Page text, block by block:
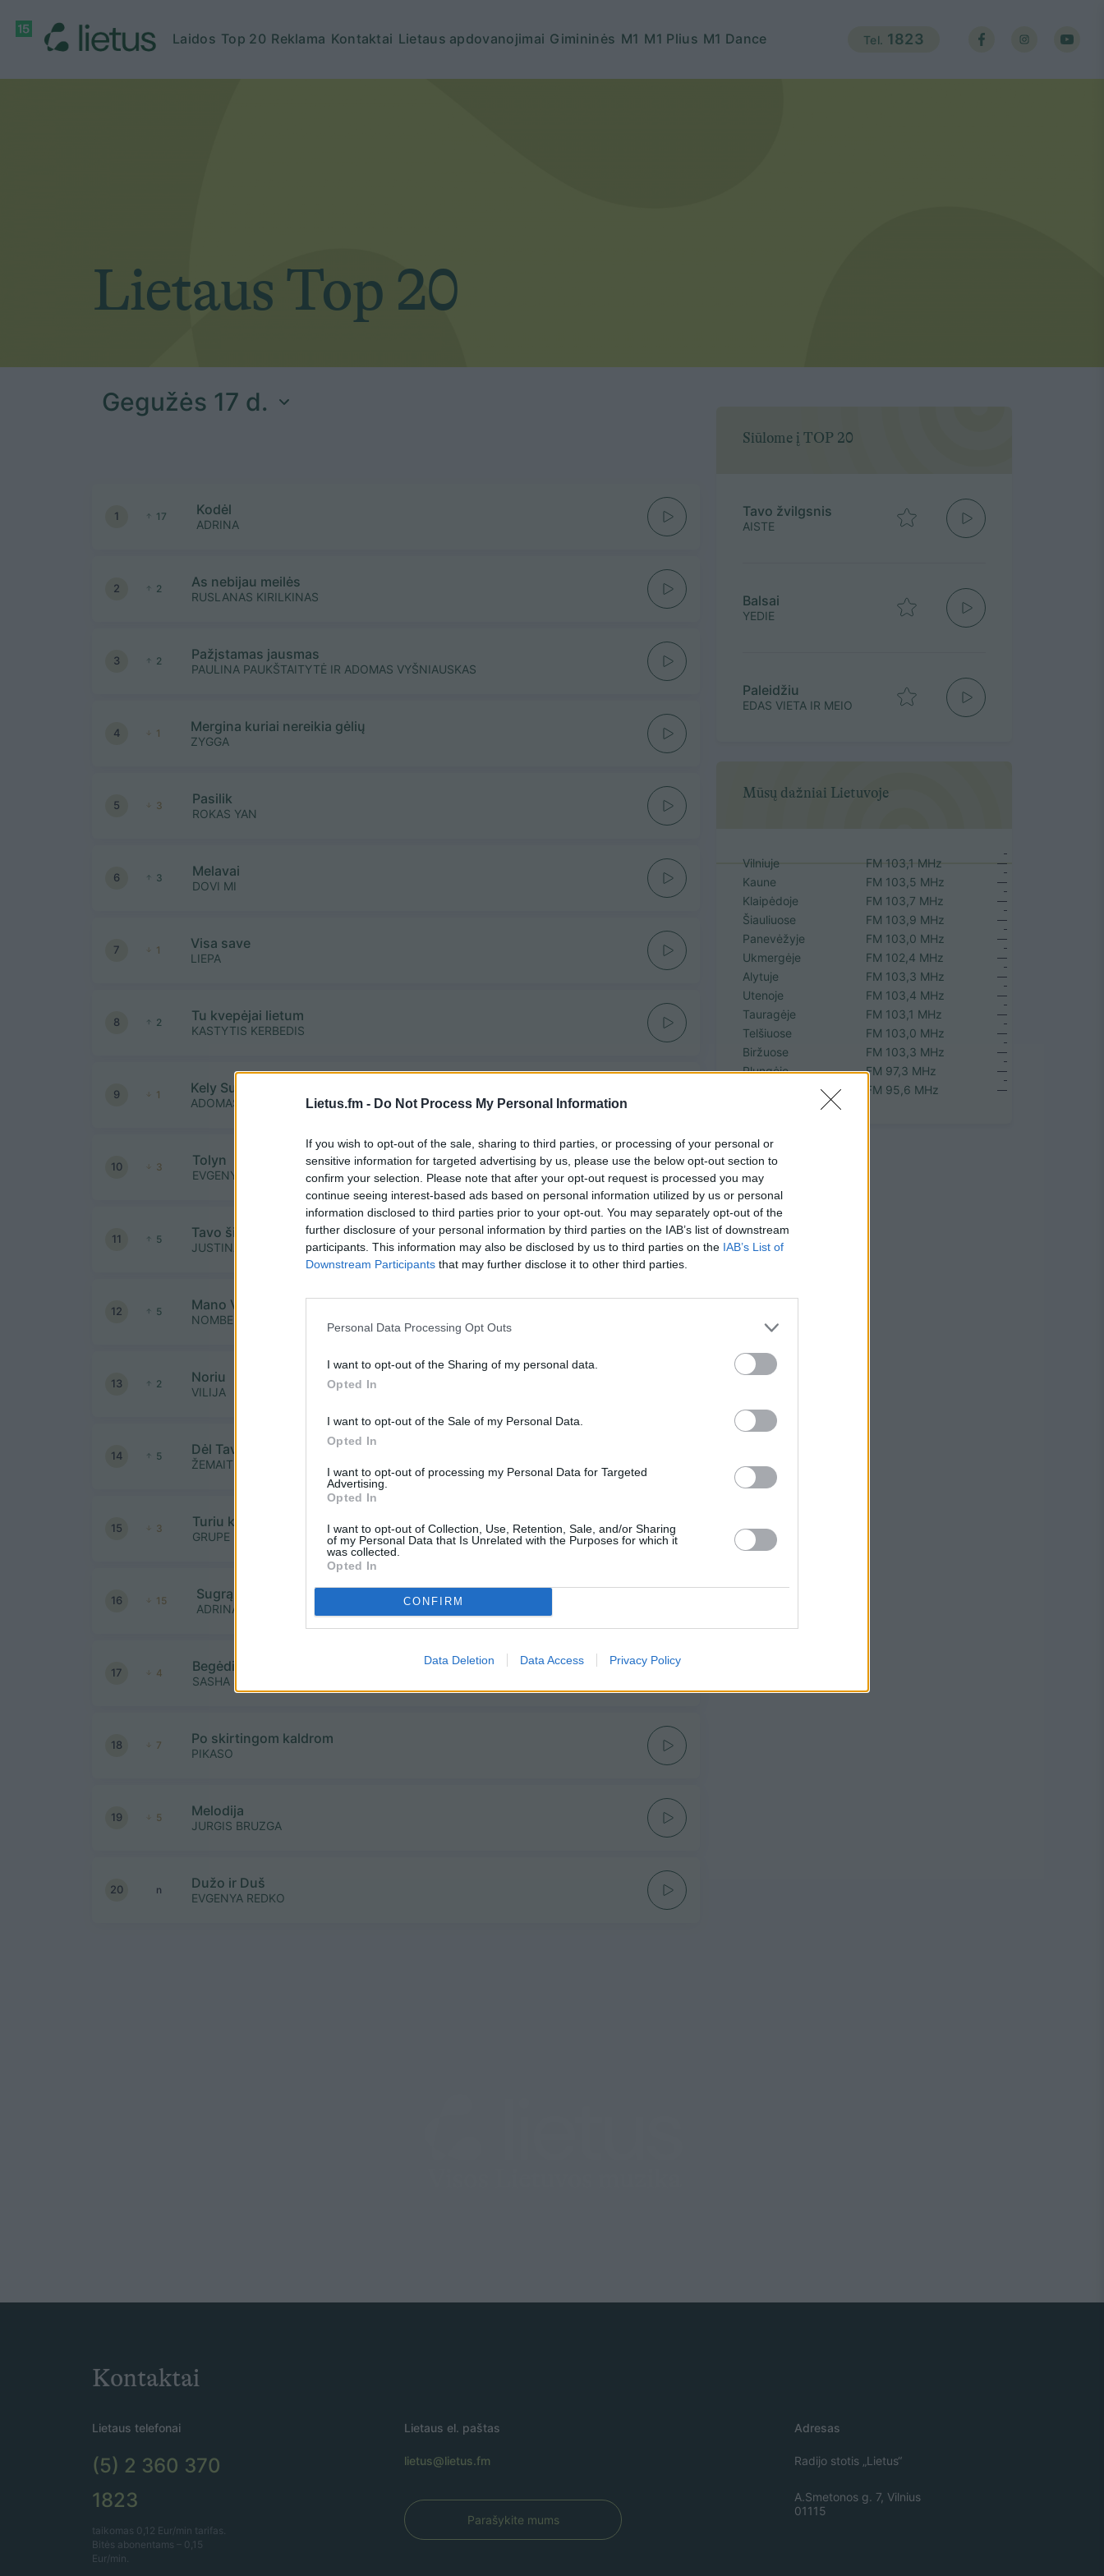
Lietus.fm - Do Not Process My Personal Information
If you wish to opt-out of the sale, sharing to third parties, or processing of your personal or
sensitive information for targeted advertising by us, please use the below opt-out section to
confirm your selection. Please note that after your opt-out request is processed you may
continue seeing interest-based ads based on personal information utilized by us or personal
information disclosed to third parties prior to your opt-out. You may separately opt-out of the
further disclosure of your personal information by third parties on the IAB’s list of downstream
participants. This information may also be disclosed by us to third parties on the IAB’s List of
Downstream Participants that may further disclose it to other third parties.
Personal Data Processing Opt Outs
I want to opt-out of the Sharing of my personal data.
Opted In
I want to opt-out of the Sale of my Personal Data.
Opted In
I want to opt-out of processing my Personal Data for Targeted
Advertising.
Opted In
I want to opt-out of Collection, Use, Retention, Sale, and/or Sharing
of my Personal Data that Is Unrelated with the Purposes for which it
was collected.
Opted In
CONFIRM
Data Deletion Data Access Privacy Policy
Laidos Top 20 Reklama Kontaktai Lietaus apdovanojimai Gimininės M1 M1 Plius M1 Dance Tel. 1823
Lietaus Top 20
Gegužės 17 d.
1 17 Kodėl
ADRINA
2 2 As nebijau meilės
RUSLANAS KIRILKINAS
3 2 Pažįstamas jausmas
PAULINA PAUKŠTAITYTĖ IR ADOMAS VYŠNIAUSKAS
4 1 Mergina kuriai nereikia gėlių
ZYGGA
5 3 Pasilik
ROKAS YAN
6 3 Melavai
DOVI MI
7 1 Visa save
LIEPA
8 2 Tu kvepėjai lietum
KASTYTIS KERBEDIS
9 1 Kely Sustoja laikas
ADOMAS VYSNIAUSKAS
10 3 Tolyn
EVGENYA REDKO
11 5 Tavo širdis
JUSTINAS JARUTIS
12 5 Mano Vanduo
NOMBEKO AUGUSTE
13 2 Noriu
VILIJA
14 5 Dėl Tavęs gyvenu
ŽEMAITUKAI
15 3 Turiu kiek turiu
GRUPE 2
16 15 Sugrąžinu
ADRINA
17 4 Begėdis laikas
SASHA SONG
18 7 Po skirtingom kaldrom
PIKASO
19 5 Melodija
JURGIS BRUZGA
20 n Dužo ir Duš
EVGENYA REDKO
Siūlome į TOP 20
Tavo žvilgsnis
AISTE
Balsai
YEDIE
Paleidžiu
EDAS VIETA IR MEIO
Mūsų dažniai Lietuvoje
Vilniuje
FM 103,1 MHz
Kaune
FM 103,5 MHz
Klaipėdoje
FM 103,7 MHz
Šiauliuose
FM 103,9 MHz
Panevėžyje
FM 103,0 MHz
Ukmergėje
FM 102,4 MHz
Alytuje
FM 103,3 MHz
Utenoje
FM 103,4 MHz
Tauragėje
FM 103,1 MHz
Telšiuose
FM 103,0 MHz
Biržuose
FM 103,3 MHz
Plungėje
FM 97,3 MHz
FM 95,6 MHz
Kontaktai
Lietaus telefonai
(5) 2 360 370
1823
taikomas 0,12 Eur/min tarifas.
Bitės abonentams – 0,15
Eur/min.
Lietaus el. paštas
lietus@lietus.fm
Parašykite mums
Adresas
Radijo stotis „Lietus“
A.Smetonos g. 7, Vilnius
01115